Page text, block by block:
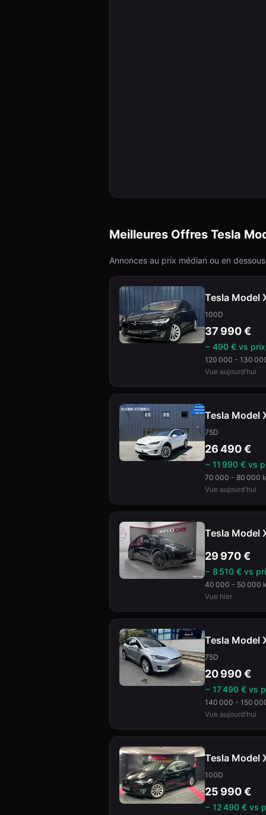
Meilleures Offres Tesla
Annonces au prix médian ou en
Tesla Model
100D
37 990€
− 490 € vs
120 000 - 130
Vue aujourd'hui
Tesla Model
75D
26 490€
− 11 990 € vs
70 000 - 80 000
Vue aujourd'hui
Tesla Model
29 970€
− 8 510 € vs
40 000 - 50 000
Vue hier
Tesla Model
75D
20 990€
− 17 490 € vs
140 000 - 150
Vue aujourd'hui
Tesla Model
100D
25 990€
− 12 490 € vs